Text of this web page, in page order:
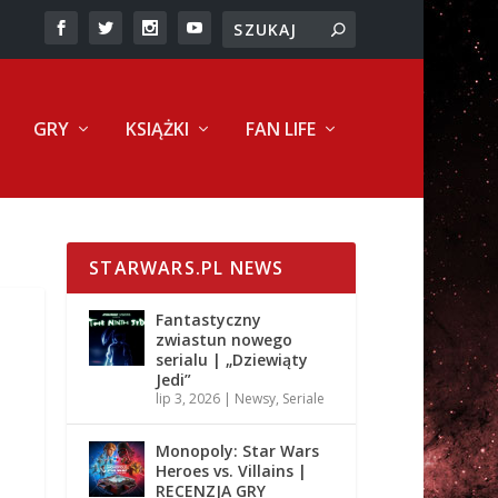
GRY KSIĄŻKI FAN LIFE
STARWARS.PL NEWS
Fantastyczny
zwiastun nowego
serialu | „Dziewiąty
Jedi”
lip 3, 2026 | Newsy, Seriale
Monopoly: Star Wars
Heroes vs. Villains |
RECENZJA GRY